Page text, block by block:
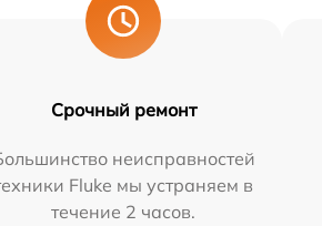
Срочный ремонт
неисправностей
Fluke мы устраняем в
течение 2 часов.